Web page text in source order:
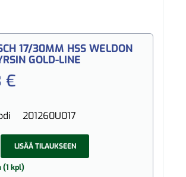
17/30MM HSS WELDON
GOLD-LINE
€
201260U017
LISÄÄ TILAUKSEEN
(1 kpl)